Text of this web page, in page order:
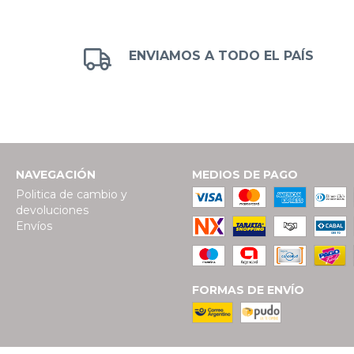
ENVIAMOS A TODO EL PAÍS
NAVEGACIÓN
Politica de cambio y
devoluciones
Envíos
MEDIOS DE PAGO
FORMAS DE ENVÍO